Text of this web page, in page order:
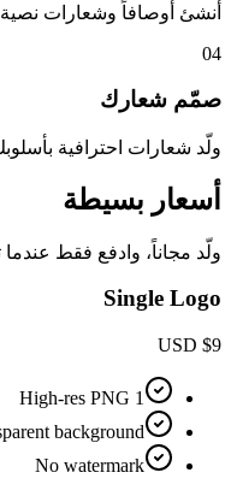
أنشئ أوصافاً وشعارات
04
صمّم شعارك
ولّد شعارات احترافية
أسعار بسيطة
ولّد مجاناً، وادفع فقط
Single Logo
$9
1 High-res PNG
background
No watermark